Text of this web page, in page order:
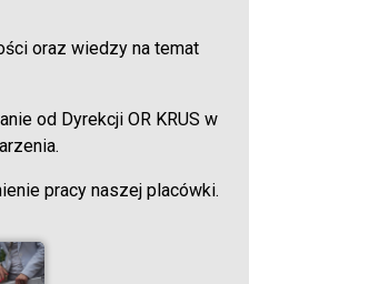
oraz wiedzy na temat
od Dyrekcji OR KRUS w
pracy naszej placówki.